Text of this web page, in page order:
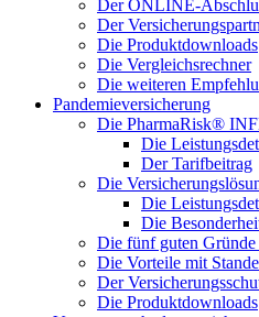
Der ONLINE-
Der
Die Produktdownloads
Die Vergleichsrechner
Die weiteren
Pandemieversicherung
Die PharmaRisk®
Die
Der Tarifbeitrag
Die
Die
Die
Die fünf guten Gründe
Die Vorteile mit
Der
Die Produktdownloads